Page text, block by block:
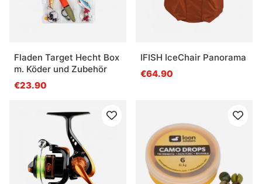
Fladen Target Hecht Box
m. Köder und Zubehör
€23.90
IFISH IceChair Panorama
€64.90